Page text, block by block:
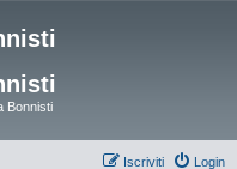
Bonnisti
Login
Iscriviti